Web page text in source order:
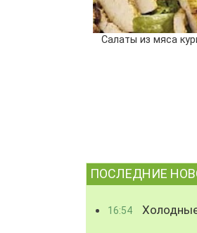
Салаты из мяса
ПОСЛЕДНИЕ
16:54